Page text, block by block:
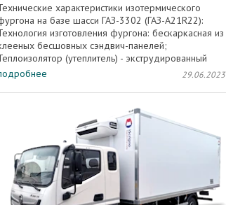
характеристики изотермического
на базе шасси ГАЗ-3302 (ГАЗ-А21R22):
изготовления фургона: бескаркасная из
бесшовных сэндвич-панелей;
(утеплитель) - экструдированный
Наружные ...
29.06.2023